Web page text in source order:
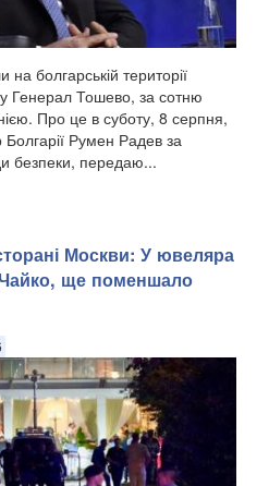
болгарській території
Генерал Тошево, за сотню
Про це в суботу, 8 серпня,
Болгарії Румен Радев за
безпеки, передаю...
Москви: У ювеляра
ще поменшало